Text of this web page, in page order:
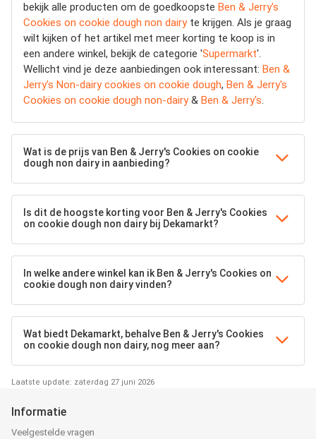
bekijk alle producten om de goedkoopste Ben & Jerry's
Cookies on cookie dough non dairyte krijgen. Als je graag
wilt kijken of het artikel met meer korting te koop is in
een andere winkel, bekijk de categorie 'Supermarkt'.
Wellicht vind je deze aanbiedingen ook interessant: Ben &
Jerry's Non-dairy cookies on cookie dough, Ben & Jerry's
Cookies on cookie dough non-dairy& Ben & Jerry's.
Wat is de prijs van Ben & Jerry's Cookies on cookie
dough non dairy in aanbieding?
Is dit de hoogste korting voor Ben & Jerry's Cookies
on cookie dough non dairy bij Dekamarkt?
In welke andere winkel kan ik Ben & Jerry's Cookies on
cookie dough non dairy vinden?
Wat biedt Dekamarkt, behalve Ben & Jerry's Cookies
on cookie dough non dairy, nog meer aan?
Laatste update: zaterdag 27 juni 2026
Informatie
Veelgestelde vragen